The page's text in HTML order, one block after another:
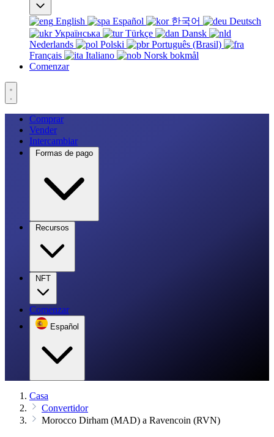
English Español 한국어
Deutsch
Українська
Türkçe
Dansk
Nederlands
Polski
Português (Brasil)
Français
Italiano
Norsk bokmål
Comenzar
Comprar
Vender
Intercambiar
Formas de pago
Recursos
NFT
Comenzar
Español
Casa
Convertidor
Morocco Dirham (MAD) a Ravencoin (RVN)